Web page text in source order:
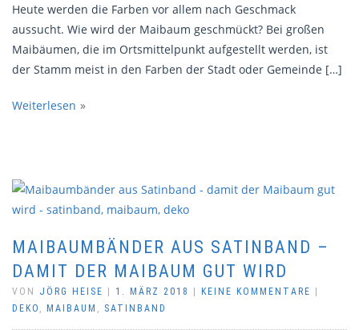
Heute werden die Farben vor allem nach Geschmack
aussucht. Wie wird der Maibaum geschmückt? Bei großen
Maibäumen, die im Ortsmittelpunkt aufgestellt werden, ist
der Stamm meist in den Farben der Stadt oder Gemeinde […]
Weiterlesen
MAIBAUMBÄNDER AUS SATINBAND –
DAMIT DER MAIBAUM GUT WIRD
VON JÖRG HEISE 1. MÄRZ 2018 KEINE KOMMENTARE
DEKO , MAIBAUM , SATINBAND